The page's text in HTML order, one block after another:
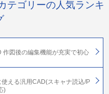
テゴリーの人気ランキ
図後の編集機能が充実で初心
える汎用CAD(スキャナ読込/P
)